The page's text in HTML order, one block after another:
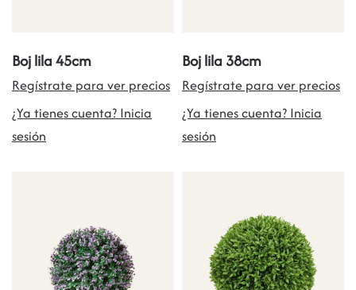
Boj lila 45cm
Regístrate para ver precios
¿Ya tienes cuenta? Inicia
sesión
Boj lila 38cm
Regístrate para ver precios
¿Ya tienes cuenta? Inicia
sesión